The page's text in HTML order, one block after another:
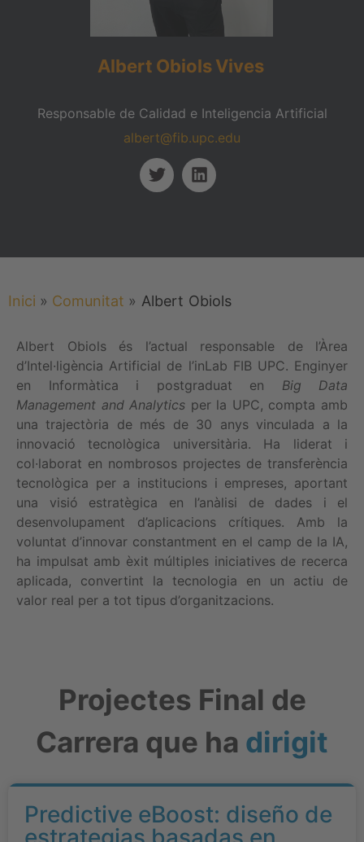
Albert Obiols Vives
Responsable de Calidad e Inteligencia Artificial
albert@fib.upc.edu
Inici » Comunitat » Albert Obiols
Albert Obiols és l’actual responsable de l’Àrea
d’Intel·ligència Artificial de l’inLab FIB UPC. Enginyer
en Informàtica i postgraduat en Big Data
Management and Analytics per la UPC, compta amb
una trajectòria de més de 30 anys vinculada a la
innovació tecnològica universitària. Ha liderat i
col·laborat en nombrosos projectes de transferència
tecnològica per a institucions i empreses, aportant
una visió estratègica en l’anàlisi de dades i el
desenvolupament d’aplicacions crítiques. Amb la
voluntat d’innovar constantment en el camp de la IA,
ha impulsat amb èxit múltiples iniciatives de recerca
aplicada, convertint la tecnologia en un actiu de
valor real per a tot tipus d’organitzacions.
Projectes Final de
Carrera que ha dirigit
Predictive eBoost: diseño de